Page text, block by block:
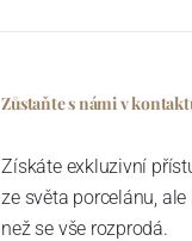
Zůstaňte s námi v
Získáte exkluzivní
ze světa porcelánu,
než se vše rozprodá.